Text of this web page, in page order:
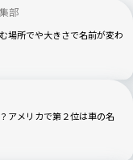
部
場所でや大きさで名前が変わ
アメリカで第２位は車の名